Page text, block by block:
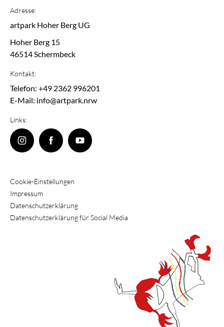
Adresse:
artpark Hoher Berg UG
Hoher Berg 15
46514 Schermbeck
Kontakt:
Telefon: +49 2362 996201
E-Mail: info@artpark.nrw
Links:
Cookie-Einstellungen
Impressum
Datenschutzerklärung
Datenschutzerklärung für Social Media